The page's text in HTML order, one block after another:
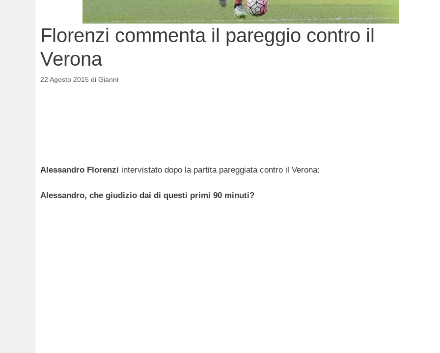
Florenzi commenta il pareggio contro il
Verona
22 Agosto 2015 di Gianni
Alessandro Florenzi intervistato dopo la partita pareggiata contro il Verona:
Alessandro, che giudizio dai di questi primi 90 minuti?